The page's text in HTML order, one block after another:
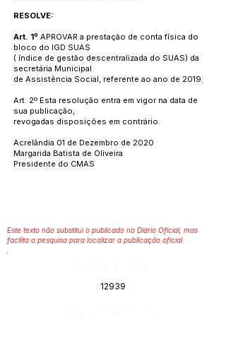
RESOLVE:
Art. 1º APROVAR a prestação de conta física do
bloco do IGD SUAS
( índice de gestão descentralizada do SUAS) da
secretária Municipal
de Assistência Social, referente ao ano de 2019.
Art. 2º Esta resolução entra em vigor na data de
sua publicação,
revogadas disposições em contrário.
Acrelândia 01 de Dezembro de 2020
Margarida Batista de Oliveira
Presidente do CMAS
Este texto não substitui o publicado no Diário Oficial, mas
facilita a pesquisa para localizar a publicação oficial.
12939